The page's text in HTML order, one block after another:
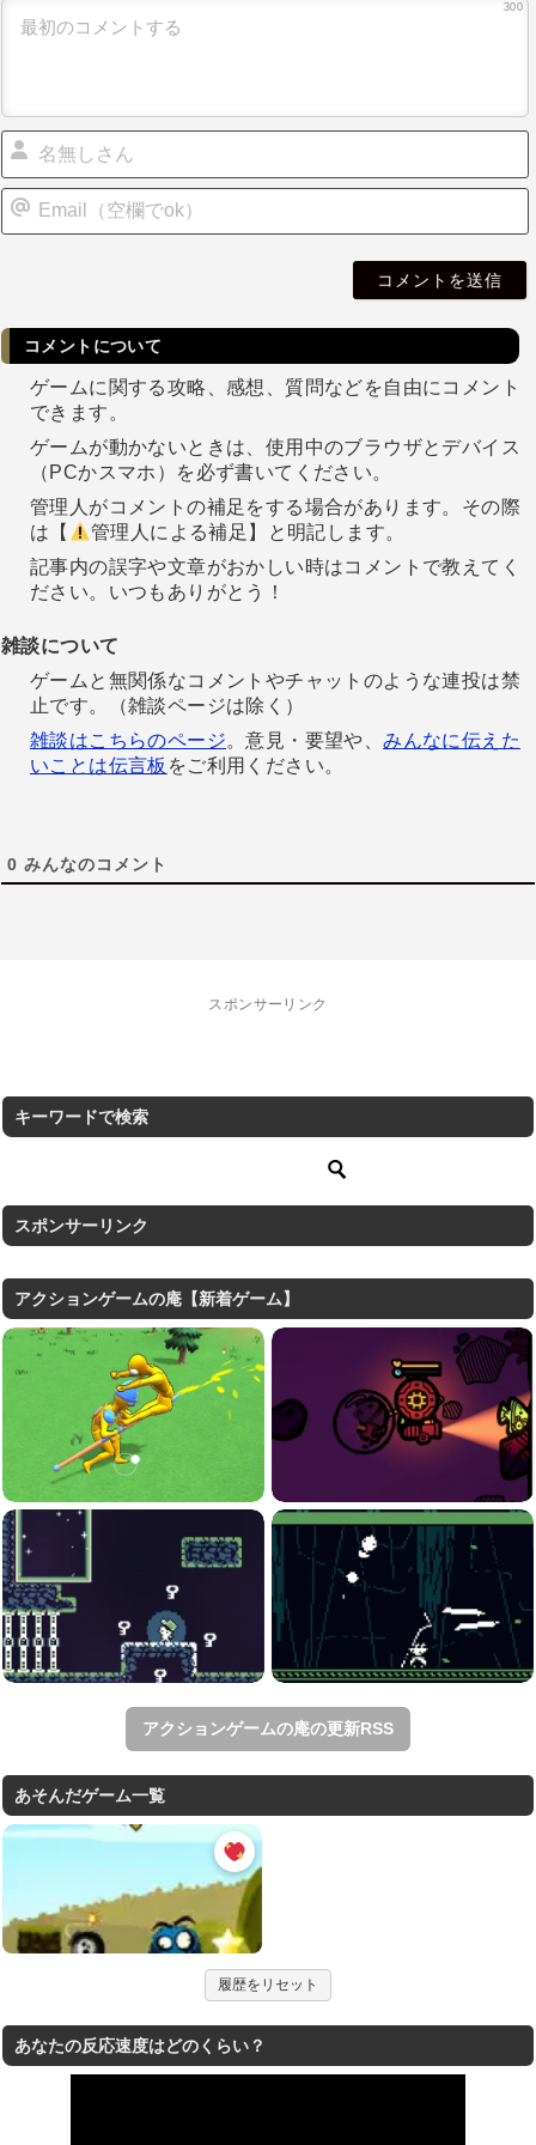
300
コメントについて
ゲームに関する攻略、感想、質問などを自由にコメント
できます。
ゲームが動かないときは、使用中のブラウザとデバイス
（PCかスマホ）を必ず書いてください。
管理人がコメントの補足をする場合があります。その際
は【
管理人による補足】と明記します。
記事内の誤字や文章がおかしい時はコメントで教えてく
ださい。いつもありがとう！
雑談について
ゲームと無関係なコメントやチャットのような連投は禁
止です。（雑談ページは除く）
雑談はこちらのページ。意見・要望や、みんなに伝えた
いことは伝言板 をご利用ください。
0 みんなのコメント
スポンサーリンク
キーワードで検索
スポンサーリンク
アクションゲームの庵【新着ゲーム】
アクションゲームの庵の更新RSS
あそんだゲーム一覧
履歴をリセット
あなたの反応速度はどのくらい？